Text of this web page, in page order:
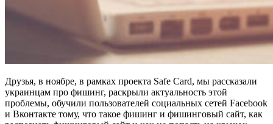
Друзья, в ноябре, в рамках проекта Safe Card, мы рассказали
украинцам про фишинг, раскрыли актуальность этой
проблемы, обучили пользователей социальных сетей Facebook
и Вконтакте тому, что такое фишинг и фишинговый сайт, как